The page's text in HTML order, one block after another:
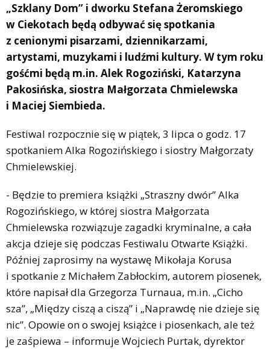
„Szklany Dom” i dworku Stefana Żeromskiego
w Ciekotach będą odbywać się spotkania
z cenionymi pisarzami, dziennikarzami,
artystami, muzykami i ludźmi kultury. W tym roku
gośćmi będą m.in. Alek Rogoziński, Katarzyna
Pakosińska, siostra Małgorzata Chmielewska
i Maciej Siembieda.
Festiwal rozpocznie się w piątek, 3 lipca o godz. 17
spotkaniem Alka Rogozińskiego i siostry Małgorzaty
Chmielewskiej.
- Będzie to premiera książki „Straszny dwór” Alka
Rogozińskiego, w której siostra Małgorzata
Chmielewska rozwiązuje zagadki kryminalne, a cała
akcja dzieje się podczas Festiwalu Otwarte Książki.
Później zaprosimy na wystawę Mikołaja Korusa
i spotkanie z Michałem Zabłockim, autorem piosenek,
które napisał dla Grzegorza Turnaua, m.in. „Cicho
sza”, „Między ciszą a ciszą” i „Naprawdę nie dzieje się
nic”. Opowie on o swojej książce i piosenkach, ale też
je zaśpiewa – informuje Wojciech Purtak, dyrektor